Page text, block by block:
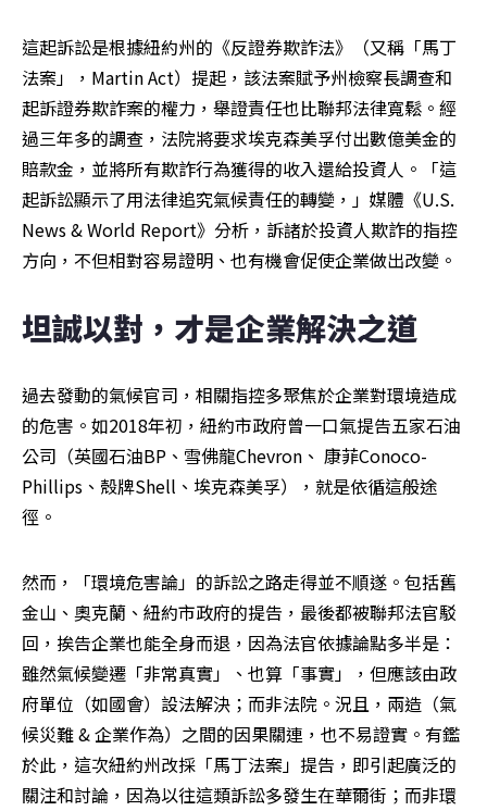
這起訴訟是根據紐約州的《反證券欺詐法》（又稱「馬丁
法案」，Martin Act）提起，該法案賦予州檢察長調查和
起訴證券欺詐案的權力，舉證責任也比聯邦法律寬鬆。經
過三年多的調查，法院將要求埃克森美孚付出數億美金的
賠款金，並將所有欺詐行為獲得的收入還給投資人。「這
起訴訟顯示了用法律追究氣候責任的轉變，」媒體《U.S.
News & World Report》分析，訴諸於投資人欺詐的指控
方向，不但相對容易證明、也有機會促使企業做出改變。
坦誠以對，才是企業解決之道
過去發動的氣候官司，相關指控多聚焦於企業對環境造成
的危害。如2018年初，紐約市政府曾一口氣提告五家石油
公司（英國石油BP、雪佛龍Chevron、 康菲Conoco-
Phillips、殼牌Shell、埃克森美孚），就是依循這般途
徑。
然而，「環境危害論」的訴訟之路走得並不順遂。包括舊
金山、奧克蘭、紐約市政府的提告，最後都被聯邦法官駁
回，挨告企業也能全身而退，因為法官依據論點多半是：
雖然氣候變遷「非常真實」、也算「事實」，但應該由政
府單位（如國會）設法解決；而非法院。況且，兩造（氣
候災難 & 企業作為）之間的因果關連，也不易證實。有鑑
於此，這次紐約州改採「馬丁法案」提告，即引起廣泛的
關注和討論，因為以往這類訴訟多發生在華爾街；而非環